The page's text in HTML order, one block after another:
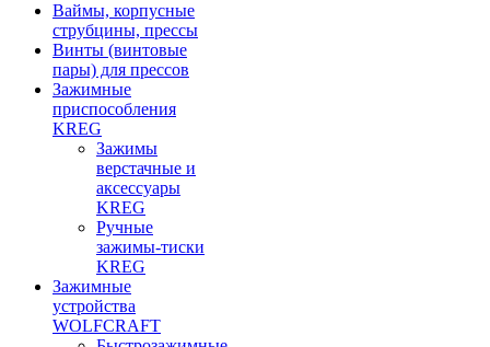
Ваймы, корпусные
струбцины, прессы
Винты (винтовые
пары) для прессов
Зажимные
приспособления
KREG
Зажимы
верстачные и
аксессуары
KREG
Ручные
зажимы-тиски
KREG
Зажимные
устройства
WOLFCRAFT